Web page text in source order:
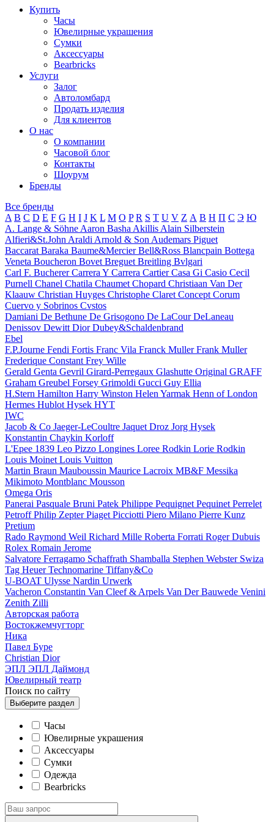
Купить
Часы
Ювелирные украшения
Сумки
Аксессуары
Bearbricks
Услуги
Залог
Автоломбард
Продать изделия
Для клиентов
О нас
О компании
Часовой блог
Контакты
Шоурум
Бренды
Все бренды
A B C D E F G H I J K L M O P R S T U V Z А В Н П С Э Ю
A. Lange & Söhne Aaron Basha Akillis Alain Silberstein
Alfieri&St.John Araldi Arnold & Son Audemars Piguet
Baccarat Baraka Baume&MercierBell&Ross Blancpain Bottega
Veneta Boucheron Bovet Breguet Breitling Bvlgari
Carl F. BuchererCarrera Y Carrera CartierCasa Gi Casio Cecil
Purnell Chanel Chatila Chaumet Chopard Christiaan Van Der
Klaauw Christian Huyges Christophe Claret Concept Corum
Cuervo y Sobrinos Cvstos
Damiani De Bethune De Grisogono De LaCourDeLaneau
Denissov Dewitt DiorDubey&Schaldenbrand
Ebel
F.P.Journe Fendi Fortis Franc Vila Franck MullerFrank Muller
Frederique Constant Frey Wille
Gerald Genta Gevril Girard-Perregaux Glashutte Original GRAFF
Graham Greubel Forsey Grimoldi Gucci Guy Ellia
H.Stern Hamilton Harry Winston Helen Yarmak Henn of London
Hermes Hublot Hysek HYT
IWC
Jacob & Co Jaeger-LeCoultre Jaquet Droz Jorg Hysek
Konstantin Chaykin Korloff
L'Epee 1839 Leo Pizzo Longines Loree Rodkin Lorie Rodkin
Louis Moinet Louis Vuitton
Martin Braun Mauboussin Maurice Lacroix MB&F Messika
Mikimoto Montblanc Mousson
Omega Oris
Panerai Pasquale Bruni Patek Philippe Pequignet Pequinet Perrelet
PetroffPhilip ZepterPiaget Picciotti Piero Milano Pierre Kunz
Pretium
Rado Raymond Weil Richard Mille Roberta Forrati Roger Dubuis
Rolex Romain Jerome
Salvatore Ferragamo Schaffrath Shamballa Stephen Webster Swiza
Tag HeuerTechnomarine Tiffany&Co
U-BOAT Ulysse Nardin Urwerk
Vacheron Constantin Van Cleef & Arpels Van Der Bauwede Venini
Zenith Zilli
Авторская работа
Востокжемчугторг
Ника
Павел Буре
Сhristian Dior
ЭПЛ ЭПЛ Даймонд
Ювелирный театр
Поиск по сайту
Выберите раздел
Часы
Ювелирные украшения
Аксессуары
Сумки
Одежда
Bearbricks